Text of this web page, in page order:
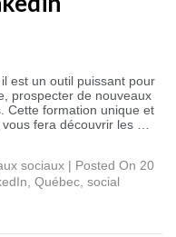
est un outil puissant pour
prospecter de nouveaux
Cette formation unique et
fera découvrir les …
sociaux | Posted On 20
Québec social